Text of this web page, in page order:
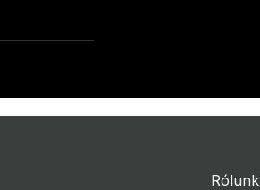
Rólunk